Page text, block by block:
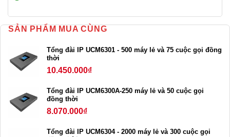
SẢN PHẨM MUA CÙNG
Tổng đài IP UCM6301 - 500 máy lẻ và 75 cuộc gọi đồng
thời
10.450.000₫
Tổng đài IP UCM6300A-250 máy lẻ và 50 cuộc gọi
đồng thời
8.070.000₫
Tổng đài IP UCM6304 - 2000 máy lẻ và 300 cuộc gọi